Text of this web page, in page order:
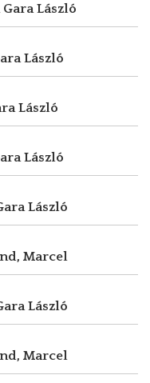
Gara László
László
László
László
László
Marcel
László
Marcel